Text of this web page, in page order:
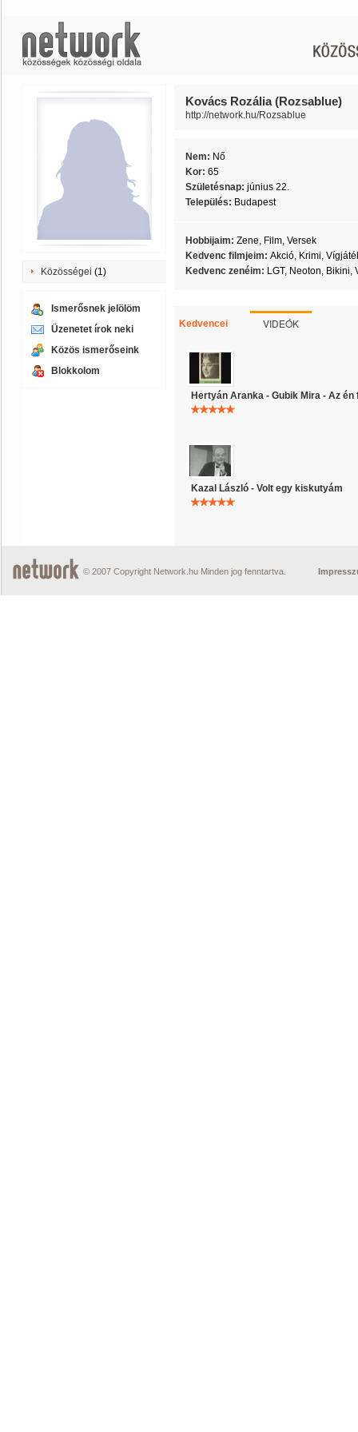
Közösségei (1)
Ismerősnek jelölöm
Üzenetet írok neki
Közös ismerőseink
Blokkolom
Kovács Rozália (Rozsablue)
http://network.hu/Rozsablue
Nem: Nő
Kor: 65
Születésnap: június 22.
Település: Budapest
Hobbijaim: Zene, Film, Versek
Kedvenc filmjeim: Akció, Krimi,
Kedvenc zenéim: LGT, Neoton, Bikini,
Kedvencei VIDEÓK
Hertyán Aranka - Gubik Mira - Az
Kazal László - Volt egy kiskutyám
© 2007 Copyright Network.hu Minden jog fenntartva.